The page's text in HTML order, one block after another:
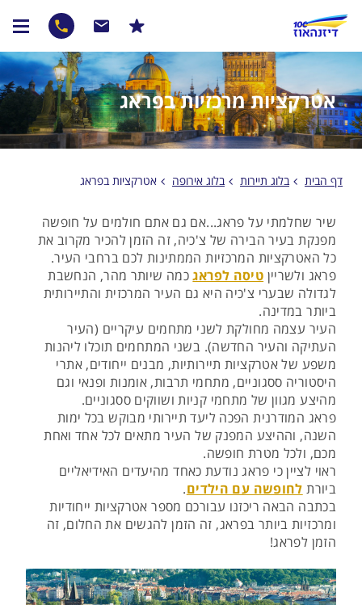
אטרקציות מרכזיות בפראג
דף הבית בלוג תיירות בלוג אירופה אטרקציות בפראג
שיר שחלמתי על פראג...אם גם אתם חולמים על חופשה
מפנקת בעיר הבירה של צ'כיה, זה הזמן להכיר מקרוב את
כל האטרקציות המרכזיות הממתינות לכם ברחבי העיר.
פראג ולשריין טיסה לפראגכמה שיותר מהר, הנחשבת
לגדולה שבערי צ'כיה היא גם העיר המרכזית והתיירותית
ביותר במדינה.
העיר עצמה מחולקת לשני מתחמים עיקריים (העיר
העתיקה והעיר החדשה). בשני המתחמים תוכלו ליהנות
משפע של אטרקציות תיירותיות, מבנים ייחודים, אתרי
היסטוריה ססגוניים, מתחמי תרבות, אומנות ופנאי וגם
מהיצע מגוון של מתחמי קניות ושווקים ססגוניים.
פראג המודרנית הפכה ליעד תיירותי מבוקש בכל ימות
השנה, וההיצע המפנק של העיר מתאים לכל אחד ואחת
מכם, ולכל מטרת חופשה.
ראוי לציין כי פראג נודעת כאחד מהיעדים האידיאליים
ביורת לחופשה עם הילדים.
בכתבה הבאה ריכזנו עבורכם מספר אטרקציות ייחודיות
ומרכזיות ביותר בפראג, זה הזמן להגשים את החלום, זה
הזמן לפראג!